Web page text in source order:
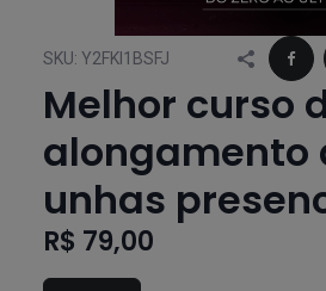
SKU: Y2FKI1BSFJ
Melhor curso
alongamento
unhas
R$ 79,00